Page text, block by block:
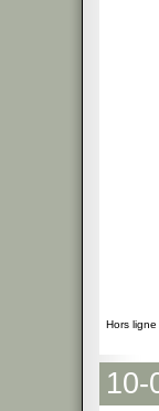
Hors ligne
10-